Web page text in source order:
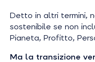
Detto in altri termini,
sostenibile se non
Pianeta, Profitto,
Ma la transizione